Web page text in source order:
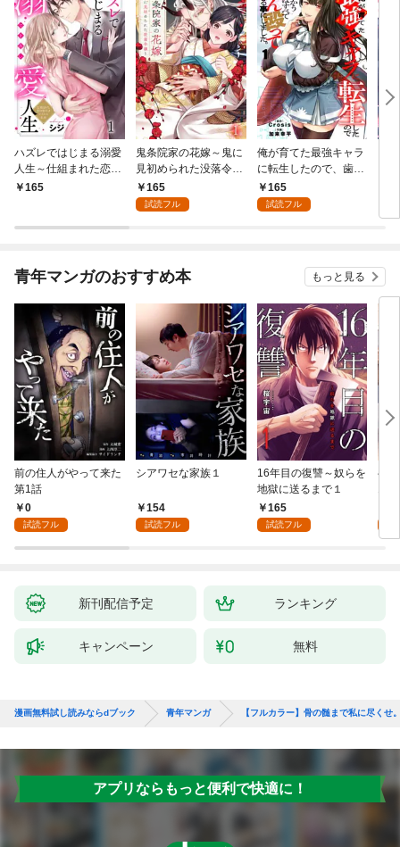
ハズレではじまる溺愛
人生～仕組まれた恋の
相手はハイスぺ社長１
165
鬼条院家の花嫁～鬼に
見初められた没落令嬢
～１165
試読フル
俺が育てた最強キャラ
に転生したので、歯向
かうヤツはすべてぶん
殴って生きる事にしま
165
試読フル
青年マンガのおすすめ本 もっと見る
前の住人がやって来た
第1話
0
試読フル
シアワセな家族１
154
試読フル
16年目の復讐～奴らを
地獄に送るまで１
165
試読フル
ベ
新刊配信予定 ランキング
キャンペーン 無料
漫画無料試し読みならdブック 青年マンガ 【フルカラー】骨の髄まで私に尽くせ
アプリならもっと便利で快適に！